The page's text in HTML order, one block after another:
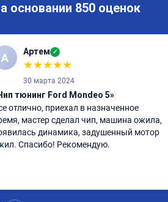
основании 850 оценок
А Артем ✓
★★★★★
30 марта 2024
тюнинг Ford Mondeo 5»
отлично, приехал в назначенное
мастер сделал чип, машина ожила,
динамика, задушенный мотор
Спасибо! Рекомендую.